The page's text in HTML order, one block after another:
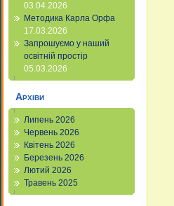
03.04.2026
Методика Карла Орфа
17.03.2026
Запрошуємо у наший
освітній простір
05.03.2026
Архіви
Липень 2026
Червень 2026
Квітень 2026
Березень 2026
Лютий 2026
Травень 2025